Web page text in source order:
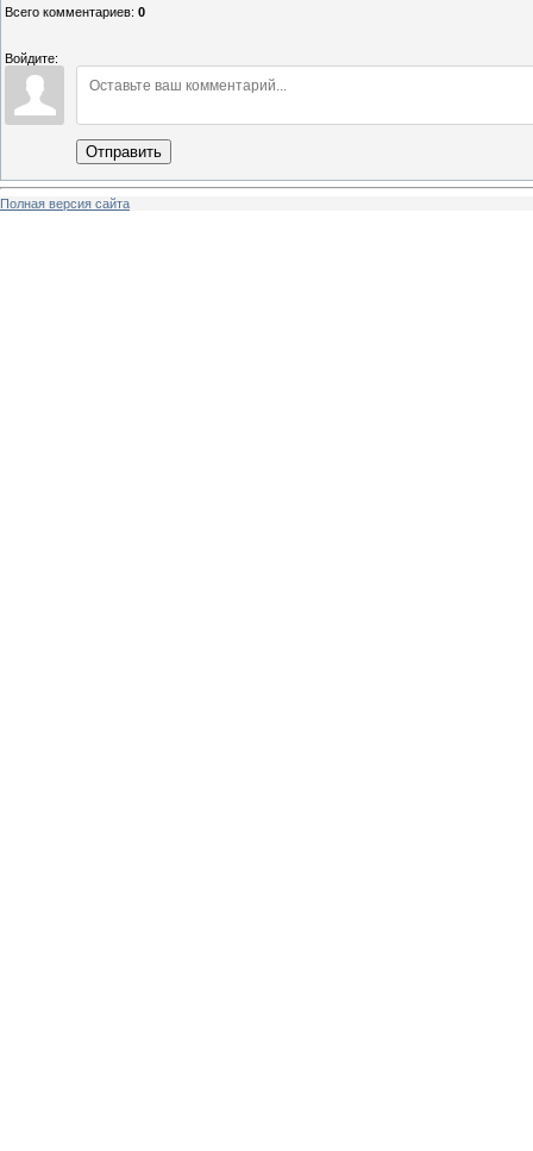
Всего комментариев: 0
Войдите:
Отправить
Полная версия сайта